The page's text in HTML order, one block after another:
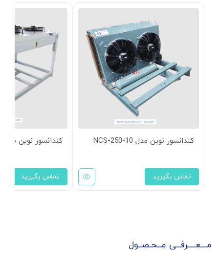
کندانسور نوین مدل NCS-250-10
تماس بگیرید
کندانسور نوین مدل NCH-250-10
تماس بگیرید
مـــعــــرفــی مــحـصــول